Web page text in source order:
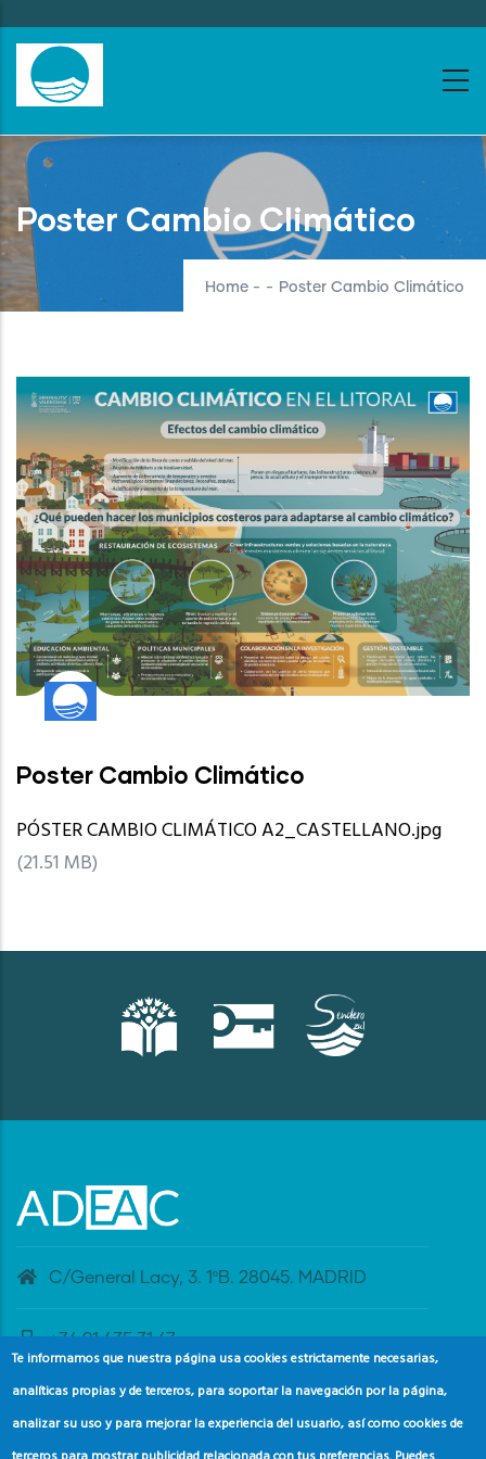
to
main
content
Poster Cambio Climático
Home - - Poster Cambio Climático
Poster Cambio Climático
PÓSTER CAMBIO CLIMÁTICO A2_CASTELLANO.jpg
(21.51 MB)
C/General Lacy, 3. 1ºB. 28045. MADRID
+34 91 435 31 47
banderaazul@adeac.es
Te informamos que nuestra página usa cookies estrictamente necesarias,
analíticas propias y de terceros, para soportar la navegación por la página,
analizar su uso y para mejorar la experiencia del usuario, así como cookies de